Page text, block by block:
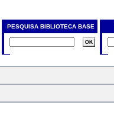
PESQUISA BIBLIOTECA BASE